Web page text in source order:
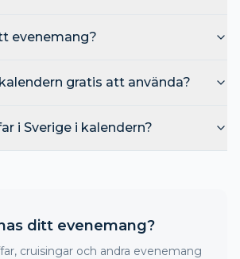
evenemang?
gratis att använda?
i Sverige i kalendern?
ditt evenemang?
cruisingar och andra evenemang